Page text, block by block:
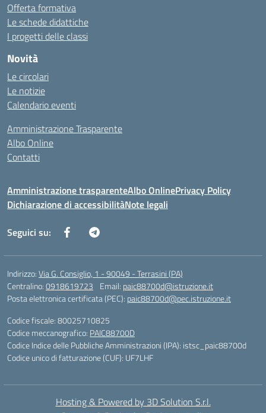
Offerta formativa
Le schede didattiche
I progetti delle classi
Novità
Le circolari
Le notizie
Calendario eventi
Amministrazione Trasparente
Albo Online
Contatti
Amministrazione trasparenteAlbo OnlinePrivacy Policy
Dichiarazione di accessibilitàNote legali
Seguici su:
Indirizzo:Via G. Consiglio, 1 - 90049 - Terrasini (PA)
Centralino:0918619723 Email: paic88700d@istruzione.it
Posta elettronica certificata (PEC): paic88700d@pec.istruzione.it
Codice fiscale: 80025710825
Codice meccanografico: PAIC88700D
Codice Indice delle Pubbliche Amministrazioni (IPA): istsc_paic88700d
Codice unico di fatturazione (CUF): UF7LHF
Hosting & Powered by 3D Solution S.r.l.